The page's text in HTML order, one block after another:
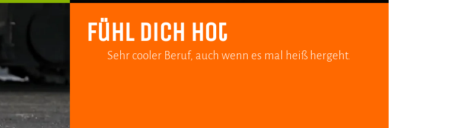
Fühl dich hot
Sehr cooler Beruf, auch wenn es mal heiß hergeht.